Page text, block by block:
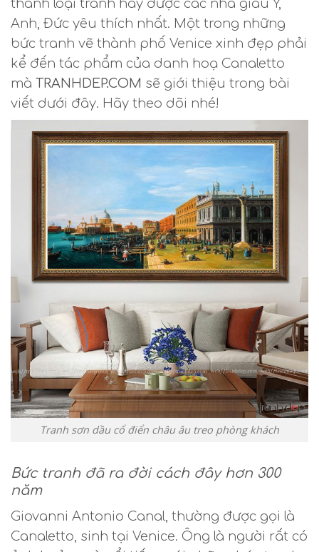
thành loại tranh hay được các nhà giàu Ý,
Anh, Đức yêu thích nhất. Một trong những
bức tranh vẽ thành phố Venice xinh đẹp phải
kể đến tác phẩm của danh hoạ Canaletto
mà TRANHDEP.COM sẽ giới thiệu trong bài
viết dưới đây. Hãy theo dõi nhé!
Tranh sơn dầu cổ điển châu âu treo phòng khách
Bức tranh đã ra đời cách đây hơn 300
năm
Giovanni Antonio Canal, thường được gọi là
Canaletto, sinh tại Venice. Ông là người rất có